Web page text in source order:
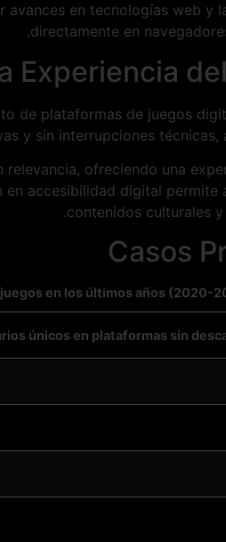
en tecnologías web y
directamente en
Experiencia
de plataformas de juegos
y sin interrupciones
relevancia, ofreciendo una
accesibilidad digital
contenidos culturales
Casos
en los últimos años (2020-
únicos en plataformas sin